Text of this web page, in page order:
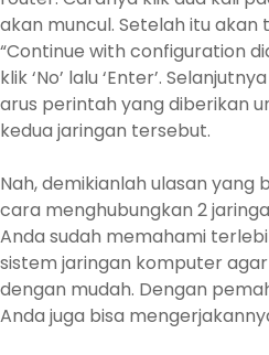
akan muncul. Setelah itu
“Continue with configuration
klik ‘No’ lalu ‘Enter’.
arus perintah yang diberikan
kedua jaringan tersebut.
Nah, demikianlah ulasan yang
cara menghubungkan 2
Anda sudah memahami
sistem jaringan komputer
dengan mudah. Dengan
Anda juga bisa